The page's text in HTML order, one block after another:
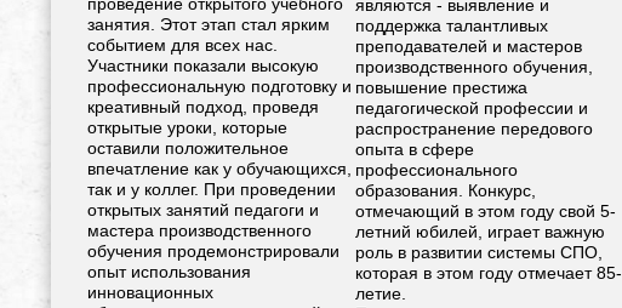
проведение открытого учебного
занятия. Этот этап стал ярким
событием для всех нас.
Участники показали высокую
профессиональную подготовку и
креативный подход, проведя
открытые уроки, которые
оставили положительное
впечатление как у обучающихся,
так и у коллег. При проведении
открытых занятий педагоги и
мастера производственного
обучения продемонстрировали
опыт использования
инновационных
являются - выявление и
поддержка талантливых
преподавателей и мастеров
производственного обучения,
повышение престижа
педагогической профессии и
распространение передового
опыта в сфере
профессионального
образования. Конкурс,
отмечающий в этом году свой 5-
летний юбилей, играет важную
роль в развитии системы СПО,
которая в этом году отмечает 85-
летие.